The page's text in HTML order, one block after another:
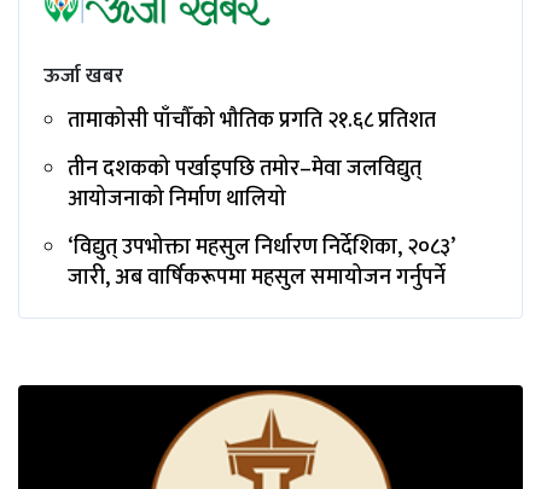
ऊर्जा खबर
तामाकोसी पाँचौँको भौतिक प्रगति २१.६८ प्रतिशत
तीन दशकको पर्खाइपछि तमोर–मेवा जलविद्युत्
आयोजनाको निर्माण थालियो
‘विद्युत् उपभोक्ता महसुल निर्धारण निर्देशिका, २०८३’
जारी, अब वार्षिकरूपमा महसुल समायोजन गर्नुपर्ने